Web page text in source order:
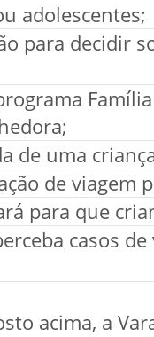
adolescentes;
para decidir
de uma
de viagem
para que
casos
acima, a